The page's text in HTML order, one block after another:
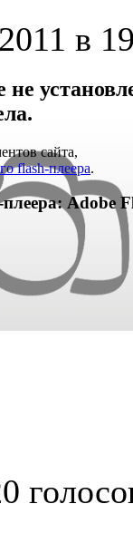
в
сайта,
flash-плеера.
Adobe